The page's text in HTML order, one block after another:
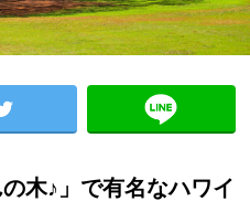
木♪」で有名なハワイ